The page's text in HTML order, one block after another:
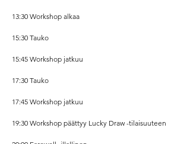
13:30 Workshop alkaa
15:30 Tauko
15:45 Workshop jatkuu
17:30 Tauko
17:45 Workshop jatkuu
19:30 Workshop päättyy Lucky Draw -tilaisuuteen